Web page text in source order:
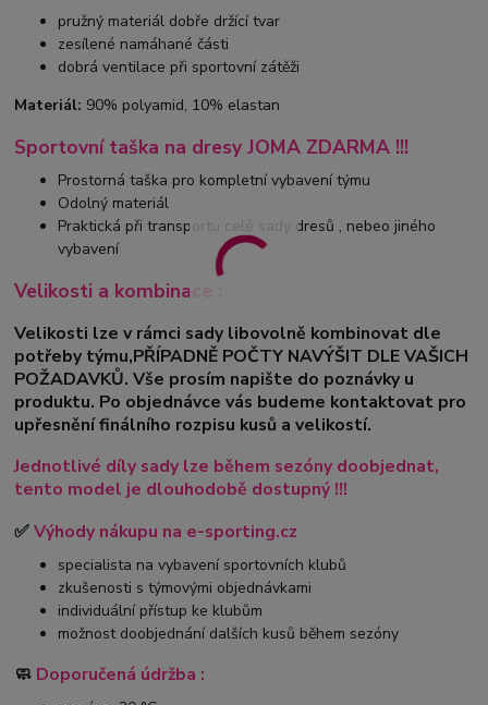
pružný materiál dobře držící tvar
zesílené namáhané části
dobrá ventilace při sportovní zátěži
Materiál: 90% polyamid, 10% elastan
Sportovní taška na dresy JOMA ZDARMA !!!
Prostorná taška pro kompletní vybavení týmu
Odolný materiál
Praktická při transportu celé sady dresů , nebeo jiného
vybavení
Velikosti a kombinace :
Velikosti lze v rámci sady libovolně kombinovat dle
potřeby týmu,PŘÍPADNĚ POČTY NAVÝŠIT DLE VAŠICH
POŽADAVKŮ. Vše prosím napište do poznávky u
produktu. Po objednávce vás budeme kontaktovat pro
upřesnění finálního rozpisu kusů a velikostí.
Jednotlivé díly sady lze během sezóny doobjednat,
tento model je dlouhodobě dostupný !!!
✅Výhody nákupu na e-sporting.cz
specialista na vybavení sportovních klubů
zkušenosti s týmovými objednávkami
individuální přístup ke klubům
možnost doobjednání dalších kusů během sezóny
🧼 Doporučená údržba :